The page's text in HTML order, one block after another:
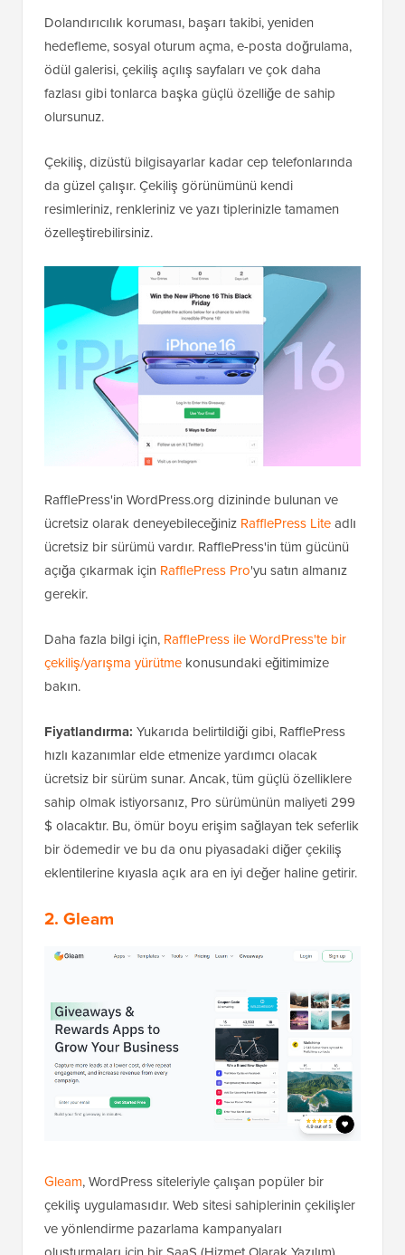
Dolandırıcılık koruması, başarı takibi, yeniden
hedefleme, sosyal oturum açma, e-posta doğrulama,
ödül galerisi, çekiliş açılış sayfaları ve çok daha
fazlası gibi tonlarca başka güçlü özelliğe de sahip
olursunuz.
Çekiliş, dizüstü bilgisayarlar kadar cep telefonlarında
da güzel çalışır. Çekiliş görünümünü kendi
resimleriniz, renkleriniz ve yazı tiplerinizle tamamen
özelleştirebilirsiniz.
RafflePress'in WordPress.org dizininde bulunan ve
ücretsiz olarak deneyebileceğiniz RafflePress Liteadlı
ücretsiz bir sürümü vardır. RafflePress'in tüm gücünü
açığa çıkarmak için RafflePress Pro'yu satın almanız
gerekir.
Daha fazla bilgi için, RafflePress ile WordPress'te bir
çekiliş/yarışma yürütme konusundaki eğitimimize
bakın.
Fiyatlandırma: Yukarıda belirtildiği gibi, RafflePress
hızlı kazanımlar elde etmenize yardımcı olacak
ücretsiz bir sürüm sunar. Ancak, tüm güçlü özelliklere
sahip olmak istiyorsanız, Pro sürümünün maliyeti 299
$ olacaktır. Bu, ömür boyu erişim sağlayan tek seferlik
bir ödemedir ve bu da onu piyasadaki diğer çekiliş
eklentilerine kıyasla açık ara en iyi değer haline getirir.
2. Gleam
Gleam, WordPress siteleriyle çalışan popüler bir
çekiliş uygulamasıdır. Web sitesi sahiplerinin çekilişler
ve yönlendirme pazarlama kampanyaları